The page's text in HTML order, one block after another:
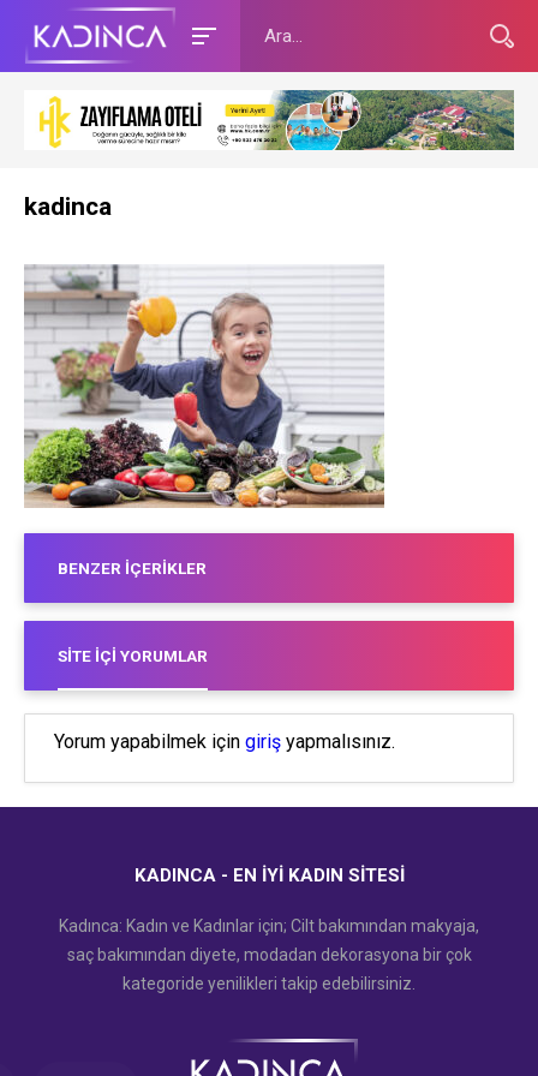
kadinca
BENZER İÇERIKLER
SITE İÇI YORUMLAR
Yorum yapabilmek için giriş yapmalısınız.
KADINCA - EN İYI KADIN SITESI
Kadınca: Kadın ve Kadınlar için; Cilt bakımından makyaja,
saç bakımından diyete, modadan dekorasyona bir çok
kategoride yenilikleri takip edebilirsiniz.